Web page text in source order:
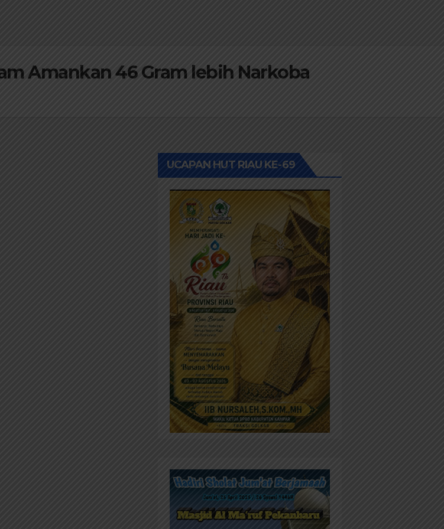
Amankan 46 Gram lebih Narkoba
UCAPAN HUT RIAU KE-69